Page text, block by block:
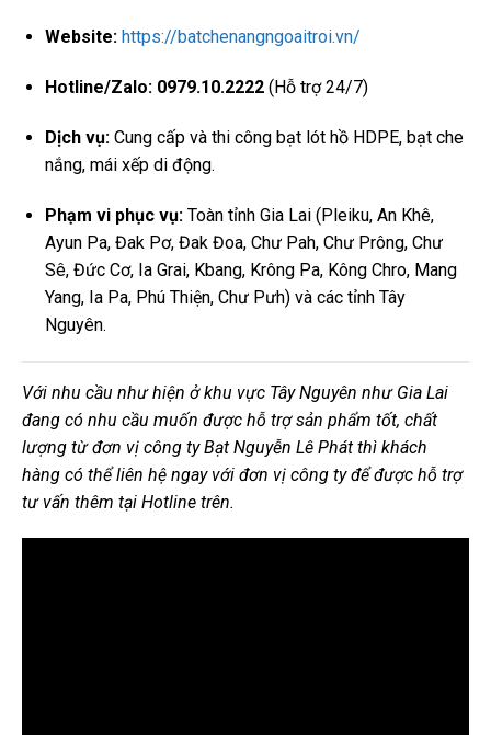
Website: https://batchenangngoaitroi.vn/
Hotline/Zalo: 0979.10.2222(Hỗ trợ 24/7)
Dịch vụ:Cung cấp và thi công bạt lót hồ HDPE, bạt che
nắng, mái xếp di động.
Phạm vi phục vụ:Toàn tỉnh Gia Lai (Pleiku, An Khê,
Ayun Pa, Đak Pơ, Đak Đoa, Chư Pah, Chư Prông, Chư
Sê, Đức Cơ, Ia Grai, Kbang, Krông Pa, Kông Chro, Mang
Yang, Ia Pa, Phú Thiện, Chư Pưh) và các tỉnh Tây
Nguyên.
Với nhu cầu như hiện ở khu vực Tây Nguyên như Gia Lai
đang có nhu cầu muốn được hỗ trợ sản phẩm tốt, chất
lượng từ đơn vị công ty Bạt Nguyễn Lê Phát thì khách
hàng có thể liên hệ ngay với đơn vị công ty để được hỗ trợ
tư vấn thêm tại Hotline trên.